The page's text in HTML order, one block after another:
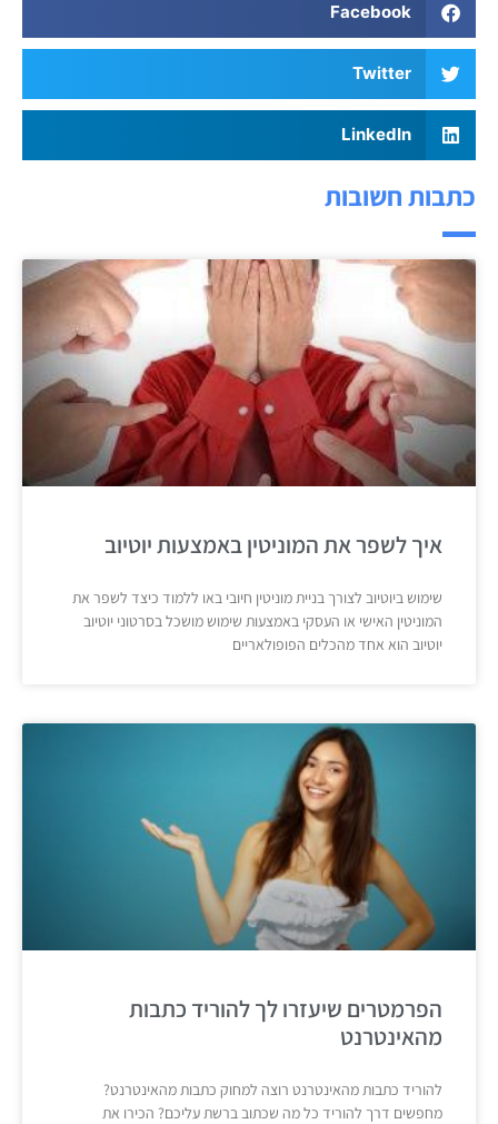
Facebook
Twitter
LinkedIn
כתבות חשובות
איך לשפר את המוניטין באמצעות יוטיוב
שימוש ביוטיוב לצורך בניית מוניטין חיובי באו ללמוד כיצד לשפר את
המוניטין האישי או העסקי באמצעות שימוש מושכל בסרטוני יוטיוב
יוטיוב הוא אחד מהכלים הפופולאריים
הפרמטרים שיעזרו לך להוריד כתבות
מהאינטרנט
להוריד כתבות מהאינטרנט רוצה למחוק כתבות מהאינטרנט?
מחפשים דרך להוריד כל מה שכתוב ברשת עליכם? הכירו את